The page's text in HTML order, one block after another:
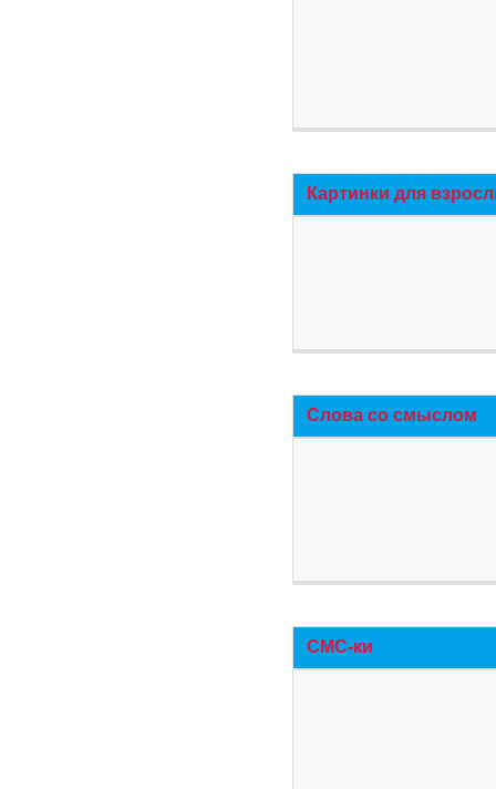
Картинки для
Слова со смыслом
СМС-ки